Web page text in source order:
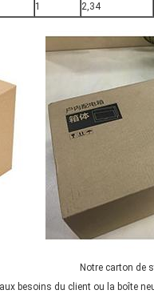
1 2,34
Notre carton de
besoins du client ou la boîte